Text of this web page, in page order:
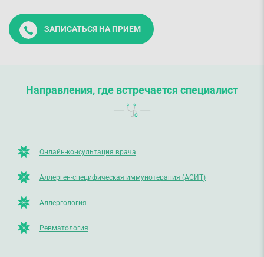
ЗАПИСАТЬСЯ НА ПРИЕМ
Направления, где встречается специалист
Онлайн-консультация врача
Аллерген-специфическая иммунотерапия (АСИТ)
Аллергология
Ревматология